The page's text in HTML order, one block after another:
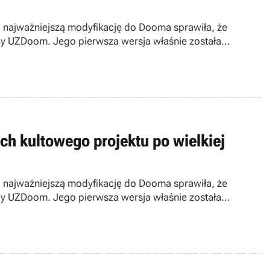
modyfikację do Dooma sprawiła, że
Jego pierwsza wersja właśnie została
kultowego projektu po wielkiej
modyfikację do Dooma sprawiła, że
Jego pierwsza wersja właśnie została